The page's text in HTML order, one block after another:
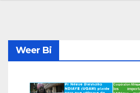
Weer Bi